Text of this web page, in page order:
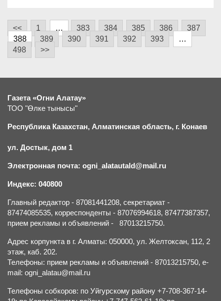
<< 1 … 383 384 385 386
387
388
389 390 391 392 393
…
498
>>
Газета «Огни Алатау»
ТОО "Өлке тынысы"
Республика Казахстан, Алматинская область, г. Конаев
ул. Достык, дом 1
Электронная почта: ogni_alatautald@mail.ru
Индекс: 040800
Главный редактор - 87081441208, секретариат -
87474085535, корреспонденты - 87076994618, 87477387357,
прием рекламы и объявлений - 87013215750.
Адрес корпункта в г. Алматы: 050000, ул. Желтоксан, 112, 2
этаж, каб. 202.
Телефоны: прием рекламы и объявлений - 87013215750, e-
mail: ogni_alatau@mail.ru
Телефоны собкоров: по Уйгурскому району +7-708-367-14-